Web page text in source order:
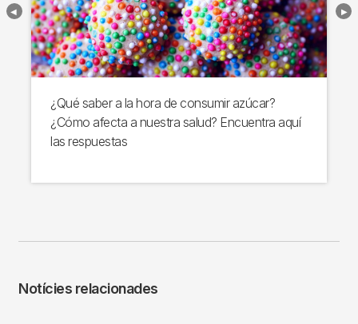
¿Qué saber a la hora de consumir azúcar?
¿Cómo afecta a nuestra salud? Encuentra aquí
las respuestas
Notícies relacionades